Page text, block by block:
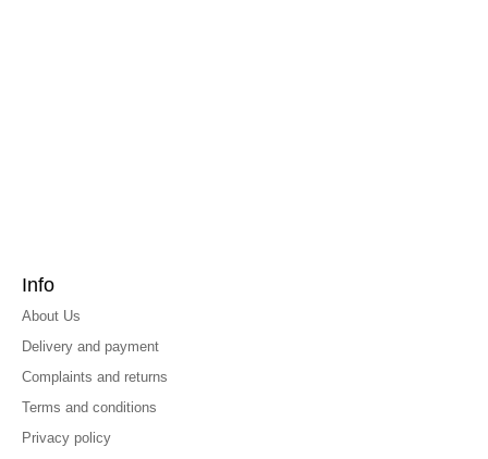
Info
About Us
Delivery and payment
Complaints and returns
Terms and conditions
Privacy policy